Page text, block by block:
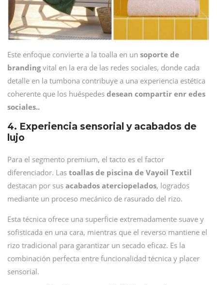
Este enfoque convierte a la toalla en un soporte de
brandingvital en la era de las redes sociales, donde cada
detalle en la tumbona contribuye a una experiencia estética
coherente que los huéspedes desean compartir enr edes
sociales..
4. Experiencia sensorial y acabados de
lujo
Para el segmento premium, el tacto es el factor
diferenciador. Las toallas de piscina de Vayoil Textil
destacan por sus acabados aterciopelados, logrados
mediante un proceso mecánico de rasurado del rizo.
Esta técnica ofrece una superficie extremadamente suave y
sofisticada en una cara, mientras que el reverso mantiene el
rizo tradicional para garantizar un secado eficaz. Es la
combinación perfecta entre funcionalidad técnica y placer
sensorial.